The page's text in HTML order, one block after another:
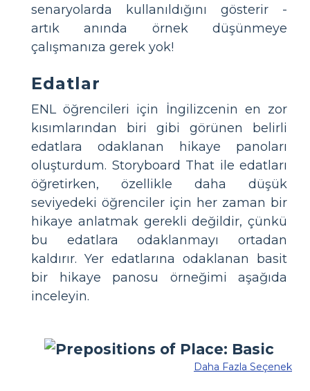
senaryolarda kullanıldığını gösterir -
artık anında örnek düşünmeye
çalışmanıza gerek yok!
Edatlar
ENL öğrencileri için İngilizcenin en zor
kısımlarından biri gibi görünen belirli
edatlara odaklanan hikaye panoları
oluşturdum. Storyboard That ile edatları
öğretirken, özellikle daha düşük
seviyedeki öğrenciler için her zaman bir
hikaye anlatmak gerekli değildir, çünkü
bu edatlara odaklanmayı ortadan
kaldırır. Yer edatlarına odaklanan basit
bir hikaye panosu örneğimi aşağıda
inceleyin.
Daha Fazla Seçenek